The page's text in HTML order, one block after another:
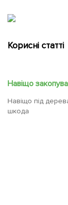
Корисні статті
Навіщо
Навіщо під
шкода